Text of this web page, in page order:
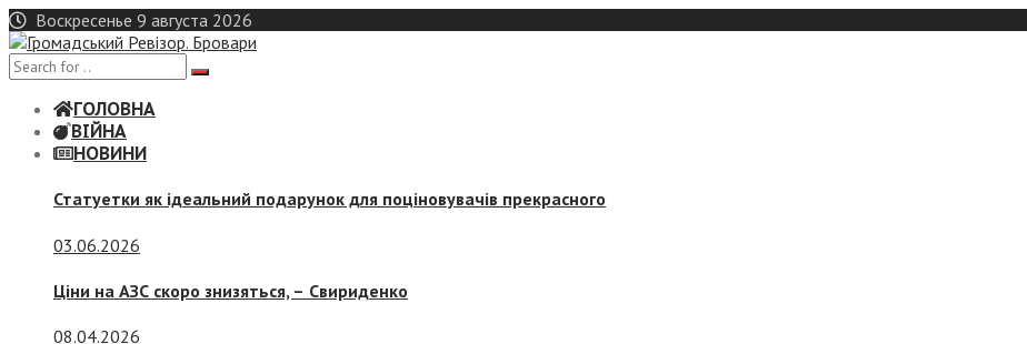
Skip
to
content
Воскресенье 9 августа 2026
ГОЛОВНА
ВІЙНА
НОВИНИ
Статуетки як ідеальний подарунок для поціновувачів прекрасного
03.06.2026
Ціни на АЗС скоро знизяться, – Свириденко
08.04.2026